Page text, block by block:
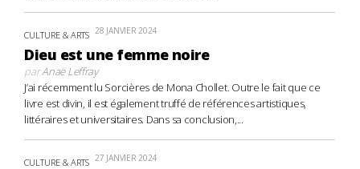
CULTURE & ARTS 28 JANVIER 2024
Dieu est une femme noire
parAnaë Leffray
J’ai récemment lu Sorcières de Mona Chollet. Outre le fait que ce
livre est divin, il est également truffé de références artistiques,
littéraires et universitaires. Dans sa conclusion,...
CULTURE & ARTS 27 JANVIER 2024